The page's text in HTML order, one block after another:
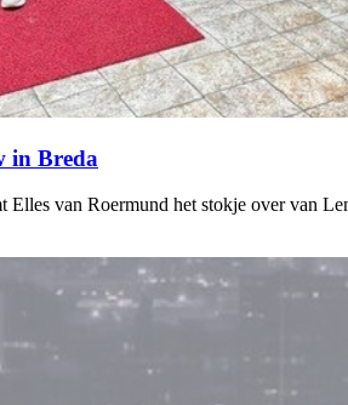
in Breda
van Roermund het stokje over van